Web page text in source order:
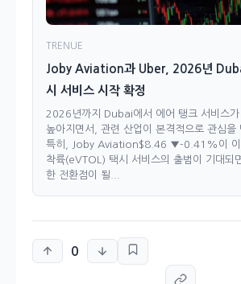
TRENUE
Joby Aviation과 Uber, 2026년
시 서비스 시작 확정
2026년까지 Dubai에서 에어 탱크 서비스가
높아지면서, 관련 산업이 본격적으로 관심을
특히, Joby Aviation$8.46 ▼-0.41%이 이
착륙(eVTOL) 택시 서비스의 출범이 기대되
한 전환점이 될...
0